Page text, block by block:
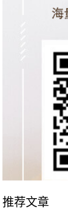
推荐文章